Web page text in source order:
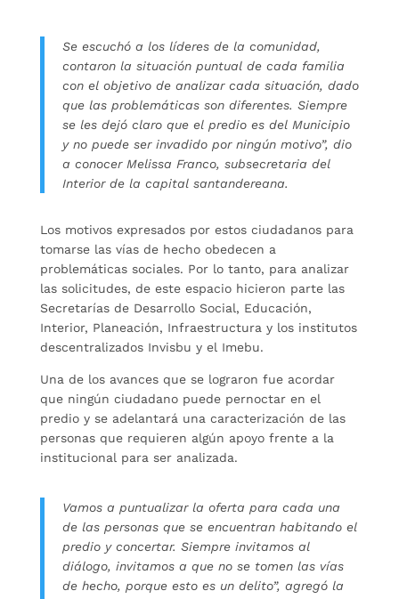
Se escuchó a los líderes de la comunidad,
contaron la situación puntual de cada familia
con el objetivo de analizar cada situación, dado
que las problemáticas son diferentes. Siempre
se les dejó claro que el predio es del Municipio
y no puede ser invadido por ningún motivo”, dio
a conocer Melissa Franco, subsecretaria del
Interior de la capital santandereana.
Los motivos expresados por estos ciudadanos para
tomarse las vías de hecho obedecen a
problemáticas sociales. Por lo tanto, para analizar
las solicitudes, de este espacio hicieron parte las
Secretarías de Desarrollo Social, Educación,
Interior, Planeación, Infraestructura y los institutos
descentralizados Invisbu y el Imebu.
Una de los avances que se lograron fue acordar
que ningún ciudadano puede pernoctar en el
predio y se adelantará una caracterización de las
personas que requieren algún apoyo frente a la
institucional para ser analizada.
Vamos a puntualizar la oferta para cada una
de las personas que se encuentran habitando el
predio y concertar. Siempre invitamos al
diálogo, invitamos a que no se tomen las vías
de hecho, porque esto es un delito”, agregó la